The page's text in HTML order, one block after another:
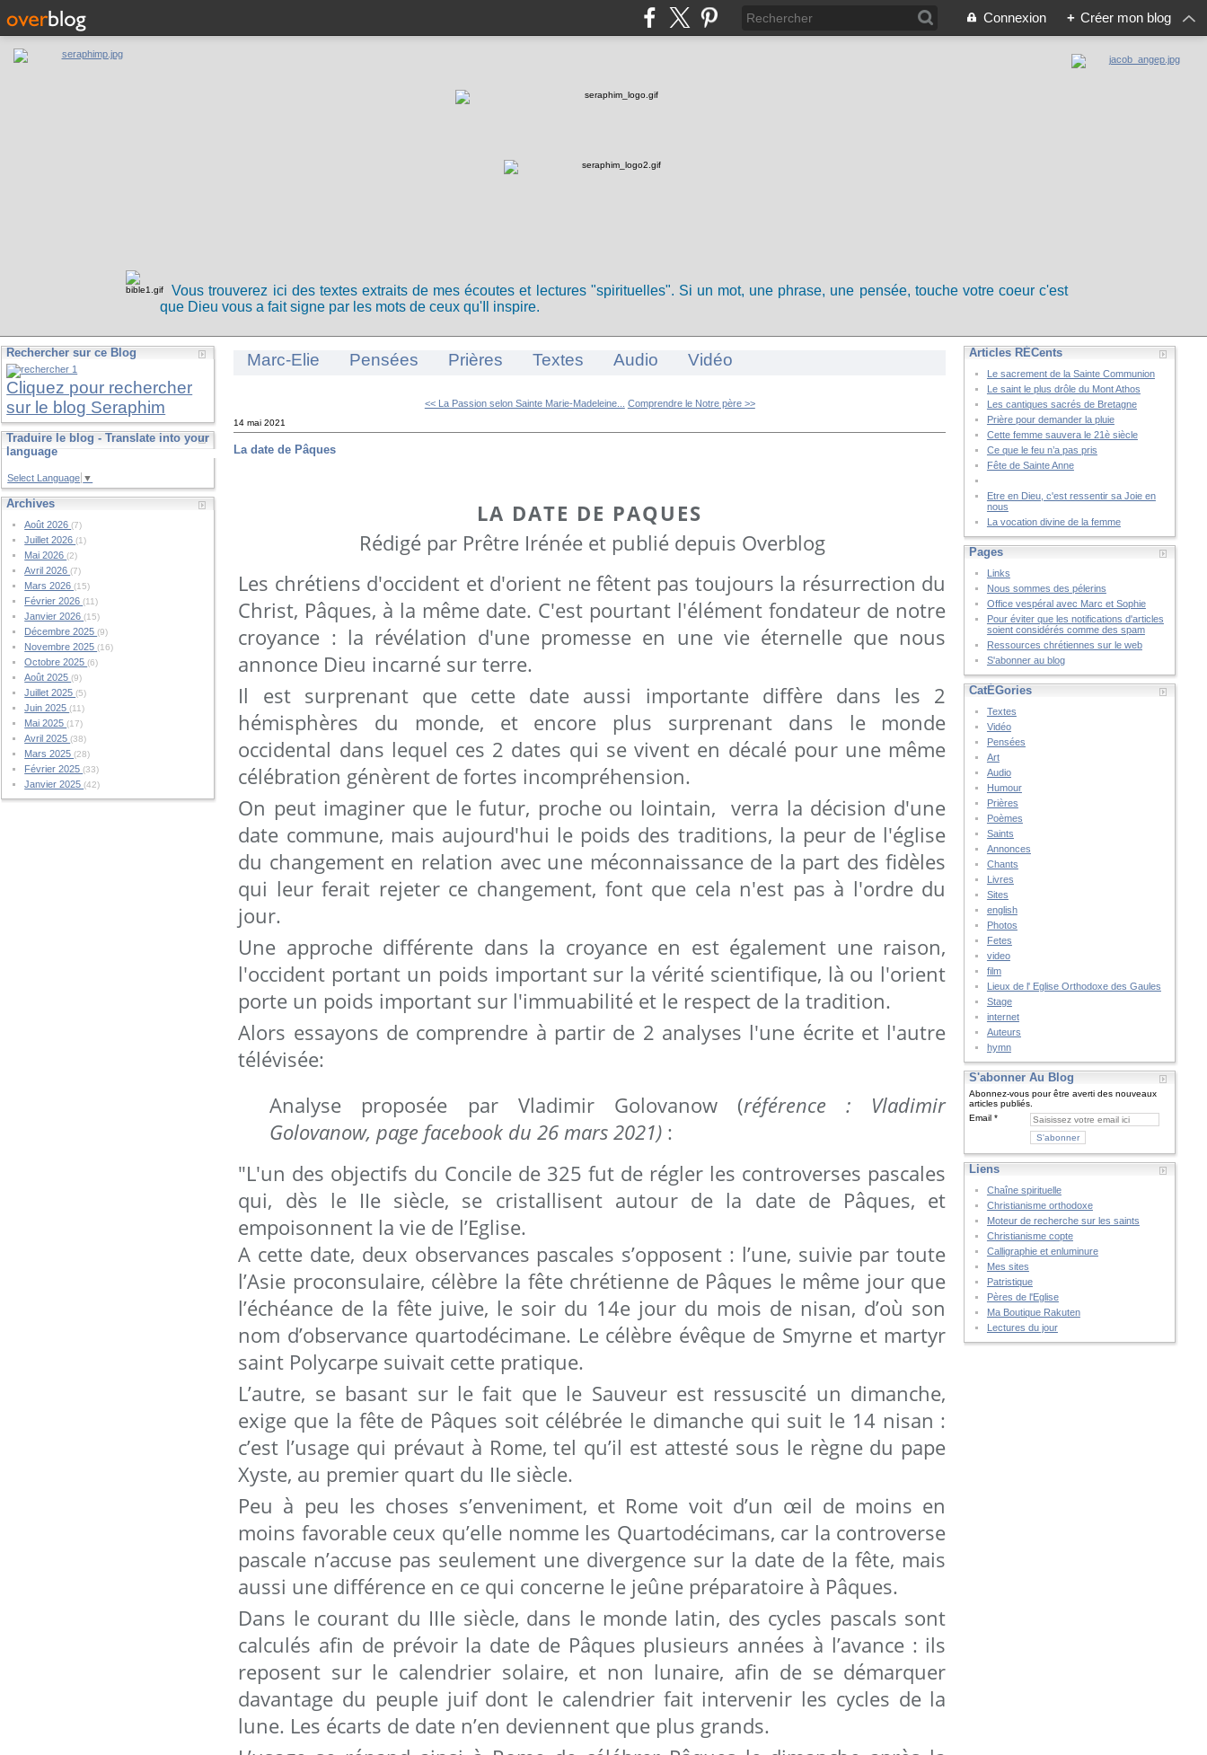
Connexion + Créer mon blog
Vous trouverez ici des textes extraits de mes écoutes et lectures "spirituelles". Si un mot, une phrase, une pensée, touche votre coeur c'est
que Dieu vous a fait signe par les mots de ceux qu'Il inspire.
Rechercher sur ce Blog
Cliquez pour rechercher
sur le blog Seraphim
Traduire le blog - Translate into your
language
Select Language ▼
Archives
Août 2026(7)
Juillet 2026(1)
Mai 2026(2)
Avril 2026(7)
Mars 2026(15)
Février 2026(11)
Janvier 2026(15)
Décembre 2025(9)
Novembre 2025(16)
Octobre 2025(6)
Août 2025(9)
Juillet 2025(5)
Juin 2025(11)
Mai 2025(17)
Avril 2025(38)
Mars 2025(28)
Février 2025(33)
Janvier 2025(42)
Marc-Elie Pensées Prières Textes Audio Vidéo
<< La Passion selon Sainte Marie-Madeleine... Comprendre le Notre père >>
14 mai 2021
La date de Pâques
LA DATE DE PAQUES
Rédigé par Prêtre Irénée et publié depuis Overblog
Les chrétiens d'occident et d'orient ne fêtent pas toujours la résurrection du
Christ, Pâques, à la même date. C'est pourtant l'élément fondateur de notre
croyance : la révélation d'une promesse en une vie éternelle que nous
annonce Dieu incarné sur terre.
Il est surprenant que cette date aussi importante diffère dans les 2
hémisphères du monde, et encore plus surprenant dans le monde
occidental dans lequel ces 2 dates qui se vivent en décalé pour une même
célébration génèrent de fortes incompréhension.
On peut imaginer que le futur, proche ou lointain, verra la décision d'une
date commune, mais aujourd'hui le poids des traditions, la peur de l'église
du changement en relation avec une méconnaissance de la part des fidèles
qui leur ferait rejeter ce changement, font que cela n'est pas à l'ordre du
jour.
Une approche différente dans la croyance en est également une raison,
l'occident portant un poids important sur la vérité scientifique, là ou l'orient
porte un poids important sur l'immuabilité et le respect de la tradition.
Alors essayons de comprendre à partir de 2 analyses l'une écrite et l'autre
télévisée:
Analyse proposée par Vladimir Golovanow (référence : Vladimir
Golovanow, page facebook du 26 mars 2021) :
"L'un des objectifs du Concile de 325 fut de régler les controverses pascales
qui, dès le IIe siècle, se cristallisent autour de la date de Pâques, et
empoisonnent la vie de l’Eglise.
A cette date, deux observances pascales s’opposent : l’une, suivie par toute
l’Asie proconsulaire, célèbre la fête chrétienne de Pâques le même jour que
l’échéance de la fête juive, le soir du 14e jour du mois de nisan, d’où son
nom d’observance quartodécimane. Le célèbre évêque de Smyrne et martyr
saint Polycarpe suivait cette pratique.
L’autre, se basant sur le fait que le Sauveur est ressuscité un dimanche,
exige que la fête de Pâques soit célébrée le dimanche qui suit le 14 nisan :
c’est l’usage qui prévaut à Rome, tel qu’il est attesté sous le règne du pape
Xyste, au premier quart du IIe siècle.
Peu à peu les choses s’enveniment, et Rome voit d’un œil de moins en
moins favorable ceux qu’elle nomme les Quartodécimans, car la controverse
pascale n’accuse pas seulement une divergence sur la date de la fête, mais
aussi une différence en ce qui concerne le jeûne préparatoire à Pâques.
Dans le courant du IIIe siècle, dans le monde latin, des cycles pascals sont
calculés afin de prévoir la date de Pâques plusieurs années à l’avance : ils
reposent sur le calendrier solaire, et non lunaire, afin de se démarquer
davantage du peuple juif dont le calendrier fait intervenir les cycles de la
lune. Les écarts de date n’en deviennent que plus grands.
Articles RÉCents
Le sacrement de la Sainte Communion
Le saint le plus drôle du Mont Athos
Les cantiques sacrés de Bretagne
Prière pour demander la pluie
Cette femme sauvera le 21è siècle
Ce que le feu n’a pas pris
Fête de Sainte Anne
Etre en Dieu, c'est ressentir sa Joie en
nous
La vocation divine de la femme
Pages
Links
Nous sommes des pélerins
Office vespéral avec Marc et Sophie
Pour éviter que les notifications d'articles
soient considérés comme des spam
Ressources chrétiennes sur le web
S'abonner au blog
CatÉGories
Textes
Vidéo
Pensées
Art
Audio
Humour
Prières
Poèmes
Saints
Annonces
Chants
Livres
Sites
english
Photos
Fetes
video
film
Lieux de l' Eglise Orthodoxe des Gaules
Stage
internet
Auteurs
hymn
S'abonner Au Blog
Abonnez-vous pour être averti des nouveaux
articles publiés.
Email
Liens
Chaîne spirituelle
Christianisme orthodoxe
Moteur de recherche sur les saints
Christianisme copte
Calligraphie et enluminure
Mes sites
Patristique
Pères de l'Eglise
Ma Boutique Rakuten
Lectures du jour